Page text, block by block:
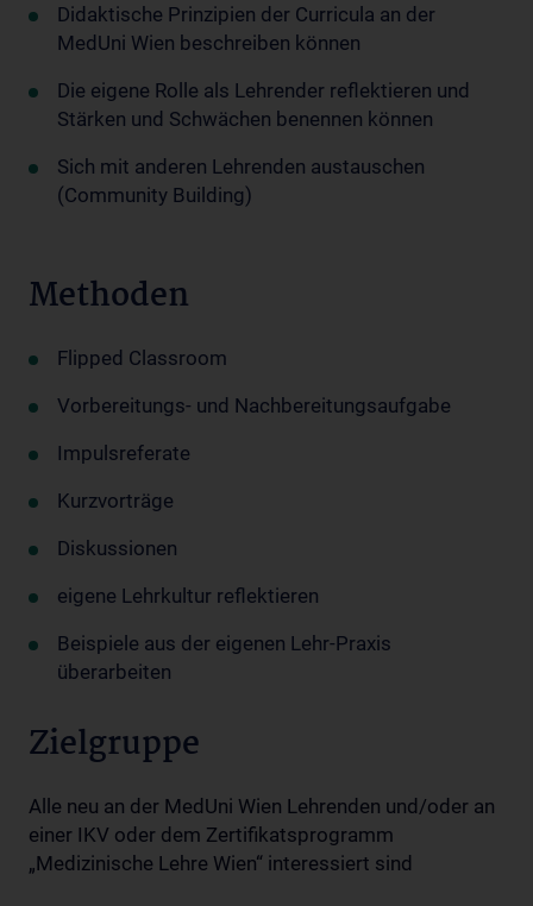
Didaktische Prinzipien der Curricula an der
MedUni Wien beschreiben können
Die eigene Rolle als Lehrender reflektieren und
Stärken und Schwächen benennen können
Sich mit anderen Lehrenden austauschen
(Community Building)
Methoden
Flipped Classroom
Vorbereitungs- und Nachbereitungsaufgabe
Impulsreferate
Kurzvorträge
Diskussionen
eigene Lehrkultur reflektieren
Beispiele aus der eigenen Lehr-Praxis
überarbeiten
Zielgruppe
Alle neu an der MedUni Wien Lehrenden und/oder an
einer IKV oder dem Zertifikatsprogramm
„Medizinische Lehre Wien“ interessiert sind